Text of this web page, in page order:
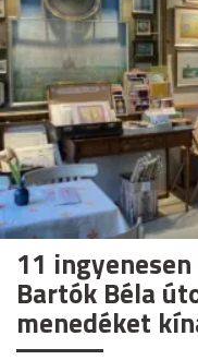
11
Bartók Béla
menedéket